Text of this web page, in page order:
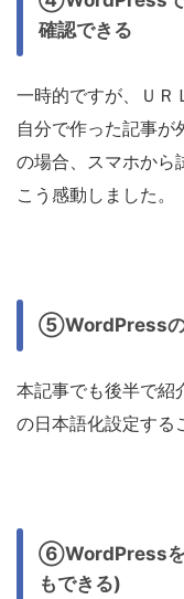
確認できる
一時的ですが、ＵＲ
自分で作った記事が
の場合、スマホから
こう感動しました。
⑤WordPressの
本記事でも後半で紹
の日本語化設定する
⑥WordPressを
もできる)